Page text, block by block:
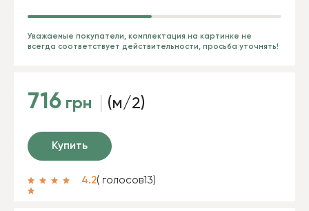
Уважаемые покупатели, комплектация на картинке не
всегда соответствует действительности, просьба уточнять!
716 грн (м/2)
Купить
4.2( голосов13)